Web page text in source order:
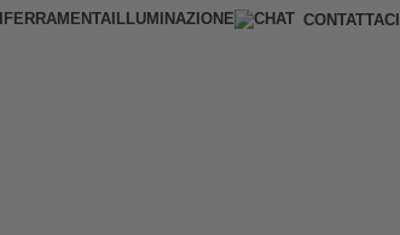
FERRAMENTA ILLUMINAZIONE CONTATTACI